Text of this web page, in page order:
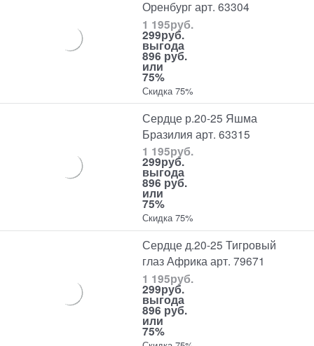
Оренбург арт. 63304
1 195руб.
299руб.
выгода
896 руб.
или
75%
Скидка 75%
Сердце р.20-25 Яшма
Бразилия арт. 63315
1 195руб.
299руб.
выгода
896 руб.
или
75%
Скидка 75%
Сердце д.20-25 Тигровый
глаз Африка арт. 79671
1 195руб.
299руб.
выгода
896 руб.
или
75%